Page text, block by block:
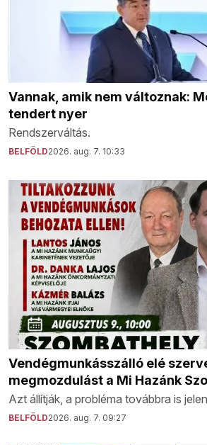
Vannak, amik nem változnak:
tendert nyer
Rendszerváltás.
BELFÖLD2026. aug. 7. 10:33
Vendégmunkásszálló elé
megmozdulást a Mi Hazánk
Azt állítják, a probléma továbbra is
BELFÖLD2026. aug. 7. 09:27